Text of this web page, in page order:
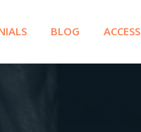
BLOG ACCESS